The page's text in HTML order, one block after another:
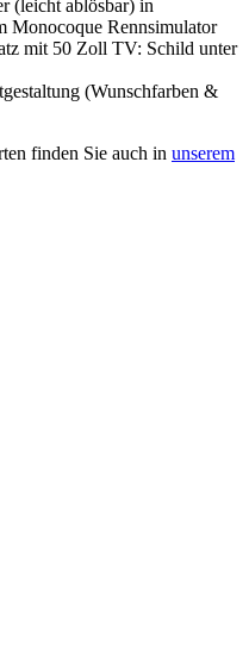
(leicht ablösbar) in
Monocoque Rennsimulator
mit 50 Zoll TV: Schild unter
(Wunschfarben &
finden Sie auch in unserem